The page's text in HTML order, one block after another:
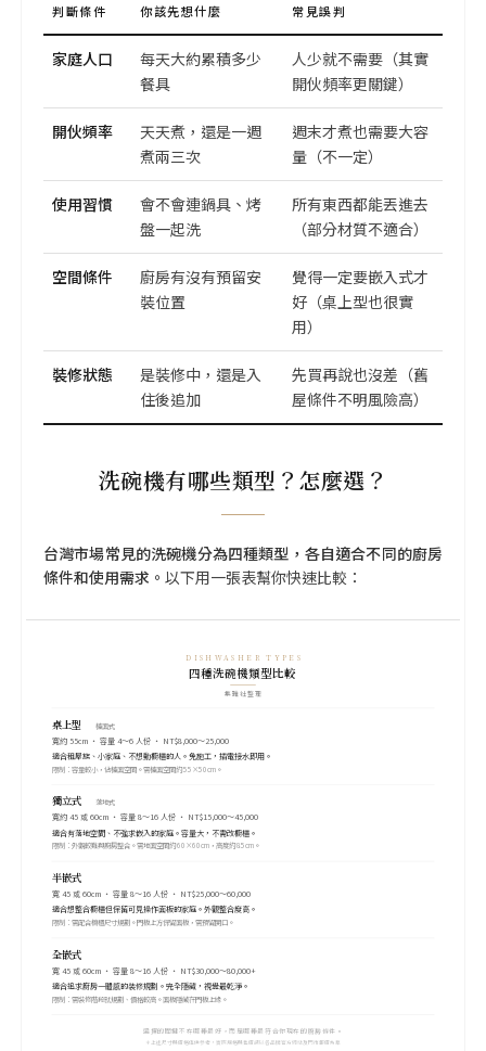
判斷條件 你該先想什麼 常見誤判
家庭人口
每天大約累積多少
餐具
人少就不需要（其實
開伙頻率更關鍵）
開伙頻率
天天煮，還是一週
煮兩三次
週末才煮也需要大容
量（不一定）
使用習慣
會不會連鍋具、烤
盤一起洗
所有東西都能丟進去
（部分材質不適合）
空間條件
廚房有沒有預留安
裝位置
覺得一定要嵌入式才
好（桌上型也很實
用）
裝修狀態
是裝修中，還是入
住後追加
先買再說也沒差（舊
屋條件不明風險高）
洗碗機有哪些類型？怎麼選？
台灣市場常見的洗碗機分為四種類型，各自適合不同的廚房
條件和使用需求。 以下用一張表幫你快速比較：
DISHWASHER TYPES
四種洗碗機類型比較
集雅社整理
桌上型 檯面式
寬約 55cm ・ 容量 4～6 人份 ・ NT$8,000～25,000
適合租屋族、小家庭、不想動櫥櫃的人。免施工，插電接水即用。
限制：容量較小，佔檯面空間。需檯面空間約 55×50cm。
獨立式 落地式
寬約 45 或 60cm ・ 容量 8～16 人份 ・ NT$15,000～45,000
適合有落地空間、不強求嵌入的家庭。容量大，不需改櫥櫃。
限制：外觀較難與廚房整合。需地面空間約 60×60cm，高度約 85cm。
半嵌式
寬 45 或 60cm ・ 容量 8～16 人份 ・ NT$25,000～60,000
適合想整合櫥櫃但保留可見操作面板的家庭。外觀整合度高。
限制：需配合櫥櫃尺寸規劃。門板上方保留面板，需預留開口。
全嵌式
寬 45 或 60cm ・ 容量 8～16 人份 ・ NT$30,000～80,000+
適合追求廚房一體感的裝修規劃。完全隱藏，視覺最乾淨。
限制：需裝修階段就規劃、價格較高。面板隱藏在門板上緣。
選擇的關鍵不在哪種最好，而是哪種最符合你現在的廚房條件。
＊上述尺寸與價格僅供參考，實際規格與售價請以各品牌官方網站及門市報價為準